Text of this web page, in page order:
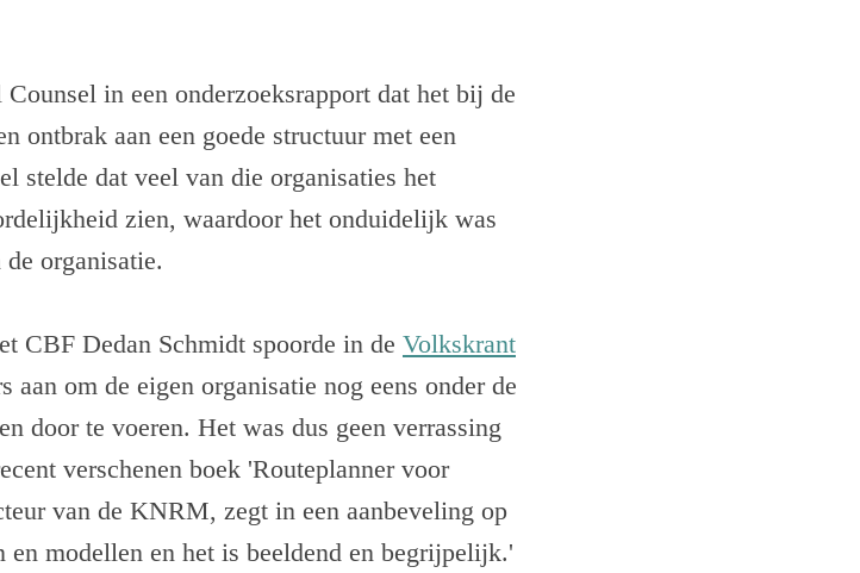
in een onderzoeksrapport dat het bij de
ontbrak aan een goede structuur met een
stelde dat veel van die organisaties het
zien, waardoor het onduidelijk was
organisatie.
CBF Dedan Schmidt spoorde in de Volkskrant
aan om de eigen organisatie nog eens onder de
door te voeren. Het was dus geen verrassing
verschenen boek 'Routeplanner voor
van de KNRM, zegt in een aanbeveling op
en modellen en het is beeldend en begrijpelijk.'